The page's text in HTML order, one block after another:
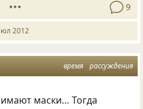
9
2012
время рассуждения
маски… Тогда